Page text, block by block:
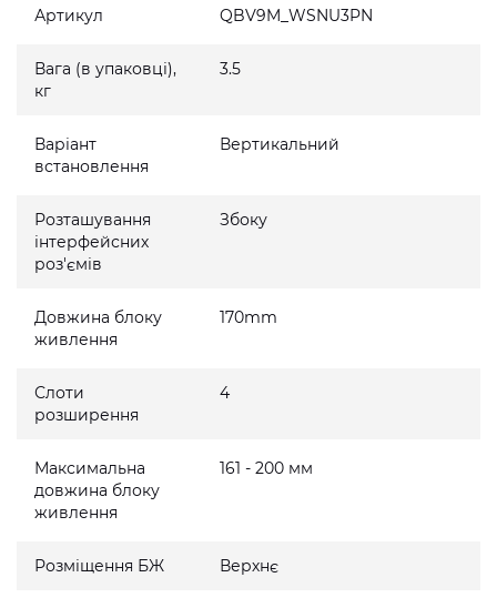
Артикул QBV9M_WSNU3PN
Вага (в упаковці),
кг
3.5
Варіант
встановлення
Вертикальний
Розташування
інтерфейсних
роз'ємів
Збоку
Довжина блоку
живлення
170mm
Слоти
розширення
4
Максимальна
довжина блоку
живлення
161 - 200 мм
Розміщення БЖ Верхнє